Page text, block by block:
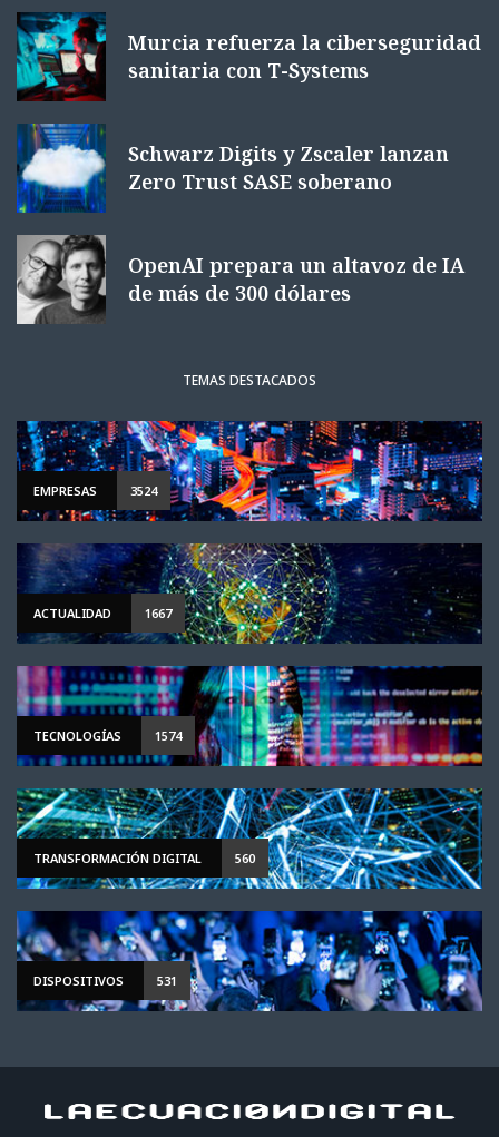
Murcia refuerza la ciberseguridad
sanitaria con T-Systems
Schwarz Digits y Zscaler lanzan
Zero Trust SASE soberano
OpenAI prepara un altavoz de IA
de más de 300 dólares
TEMAS DESTACADOS
EMPRESAS 3524
ACTUALIDAD 1667
TECNOLOGÍAS 1574
TRANSFORMACIÓN DIGITAL 560
DISPOSITIVOS 531